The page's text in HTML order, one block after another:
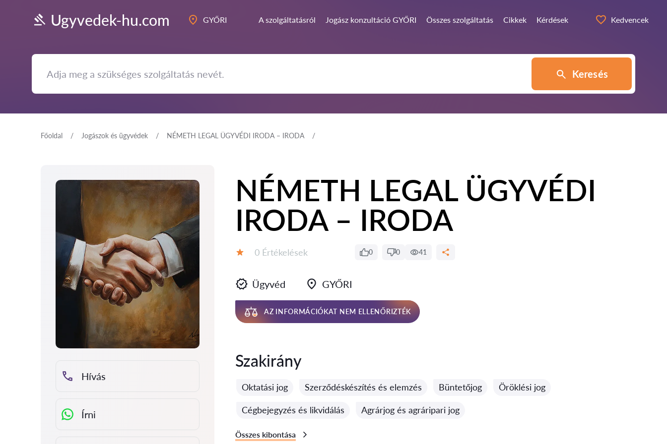
Ugyvedek-hu.com GYŐRI A szolgáltatásról Jogász konzultáció GYŐRI Összes szolgáltatás Cikkek Kérdések Kedvencek
Keresés
Főoldal Jogászok és ügyvédek NÉMETH LEGAL ÜGYVÉDI IRODA – IRODA
Hívás
Írni
NÉMETH LEGAL ÜGYVÉDI
IRODA – IRODA
Értékelések:
0 Értékelések 0 0 41
Ügyvéd GYŐRI
AZ INFORMÁCIÓKAT NEM ELLENŐRIZTÉK
Szakirány
Oktatási jog Szerződéskészítés és elemzés Büntetőjog Öröklési jog
Cégbejegyzés és likvidálás Agrárjog és agráripari jog
Összes kibontása